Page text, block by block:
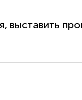
выставить